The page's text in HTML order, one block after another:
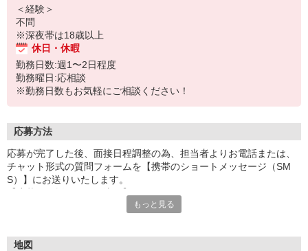
＜経験＞
不問
※深夜帯は18歳以上
休日・休暇
勤務日数:週1〜2日程度
勤務曜日:応相談
※勤務日数もお気軽にご相談ください！
応募方法
応募が完了した後、面接日程調整の為、担当者よりお電話または、
チャット形式の質問フォームを【携帯のショートメッセージ（SM
S）】にお送りいたします。
1.応募…Webもしくはお電話より応募ください。
※実技試験はドライバーの職種のみとなります。
もっと見る
地図